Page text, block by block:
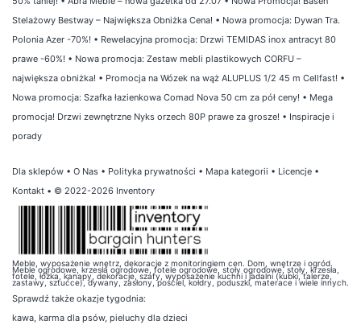
Stelażowy Bestway – Największa Obniżka Cena! • Nowa promocja: Dywan Tra.
Polonia Azer -70%! • Rewelacyjna promocja: Drzwi TEMIDAS inox antracyt 80
prawe -60%! • Nowa promocja: Zestaw mebli plastikowych CORFU –
największa obniżka! • Promocja na Wózek na wąż ALUPLUS 1/2 45 m Cellfast! •
Nowa promocja: Szafka łazienkowa Comad Nova 50 cm za pół ceny! • Mega
promocja! Drzwi zewnętrzne Nyks orzech 80P prawe za grosze! • Inspiracje i
porady
Dla sklepów • O Nas • Polityka prywatności • Mapa kategorii • Licencje •
Kontakt • © 2022-2026 Inventory
Meble, wyposażenie wnętrz, dekoracje z monitoringiem cen. Dom, wnętrze i ogród.
Meble ogrodowe, krzesła ogrodowe, fotele ogrodowe, stoły ogrodowe, stoły, krzesła,
fotele, łóżka, kanapy, dekoracje, szafy, wyposażenie kuchni i jadalni (kubki, talerze,
zastawy, sztućce), dywany, zasłony, pościel, kołdry, poduszki, materace i wiele innych.
Sprawdź także okazje tygodnia:
kawa, karma dla psów, pieluchy dla dzieci